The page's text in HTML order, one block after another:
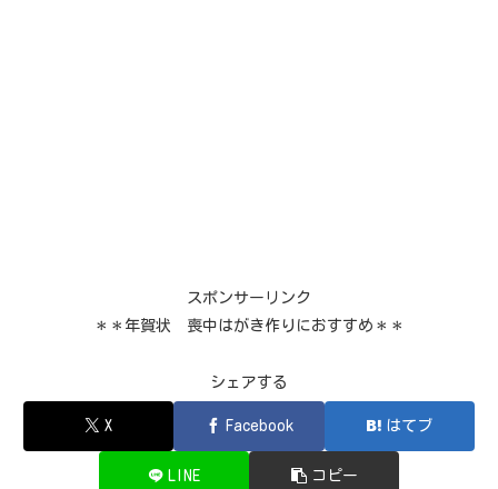
スポンサーリンク
＊＊年賀状 喪中はがき作りにおすすめ＊＊
シェアする
X Facebook はてブ
LINE コピー